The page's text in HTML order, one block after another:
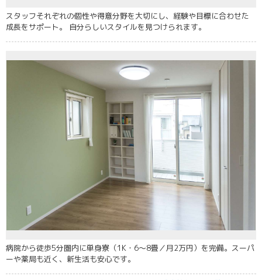
スタッフそれぞれの個性や得意分野を大切にし、経験や目標に合わせた
成長をサポート。 自分らしいスタイルを見つけられます。
病院から徒歩5分圏内に単身寮（1K・6〜8畳／月2万円）を完備。スーパ
ーや薬局も近く、新生活も安心です。